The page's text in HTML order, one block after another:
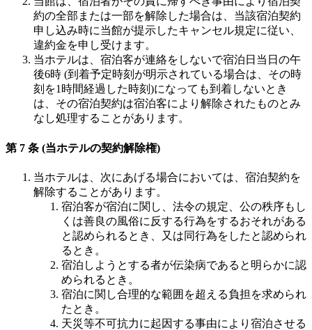
約の全部または一部を解除した場合は、当該宿泊契約
申し込み時に当館が提示したキャンセル規定に従い、
違約金を申し受けます。
当ホテルは、宿泊客が連絡をしないで宿泊日当日の午
後6時 (到着予定時刻が明示されている場合は、その時
刻を1時間経過した時刻)になっても到着しないとき
は、その宿泊契約は宿泊客により解除されたものとみ
なし処理することがあります。
第 7 条 (当ホテルの契約解除権)
当ホテルは、次にあげる場合においては、宿泊契約を
解除することがあります。
宿泊客が宿泊に関し、法令の規定、公の秩序もし
くは善良の風俗に反する行為をするおそれがある
と認められるとき、又は同行為をしたと認められ
るとき。
宿泊しようとする者が伝染病であると明らかに認
められるとき。
宿泊に関し合理的な範囲を超える負担を求められ
たとき。
天災等不可抗力に起因する事由により宿泊させる